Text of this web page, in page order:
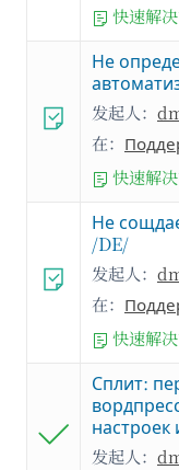
快速解
Не
发起人：
在：
快速解
Не
/DE/
发起人：
在：
快速解
Сплит:
发起人：